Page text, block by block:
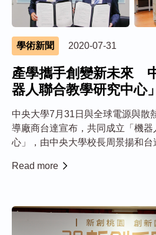
學術新聞 2020-07-31
產學攜手創變新未來
器人聯合教學研究中心
中央大學7月31日與全球電源與散
導廠商台達宣布，共同成立「機器
心」，由中央大學校長周景揚和
發的工業機器人、機器視覺產品及
Read more